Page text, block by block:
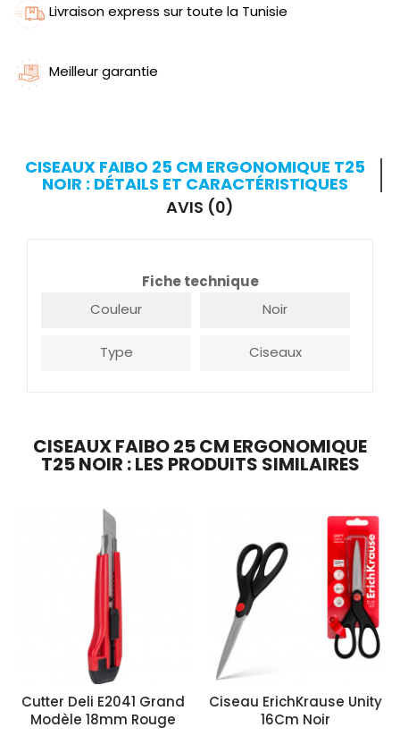
Livraison express sur toute la Tunisie
Meilleur garantie
CISEAUX FAIBO 25 CM ERGONOMIQUE T25
NOIR : DÉTAILS ET CARACTÉRISTIQUES
AVIS (0)
Fiche technique
Couleur
Noir
Type Ciseaux
CISEAUX FAIBO 25 CM ERGONOMIQUE
T25 NOIR : LES PRODUITS SIMILAIRES
Cutter Deli E2041 Grand
Modèle 18mm Rouge
Ciseau ErichKrause Unity
16Cm Noir